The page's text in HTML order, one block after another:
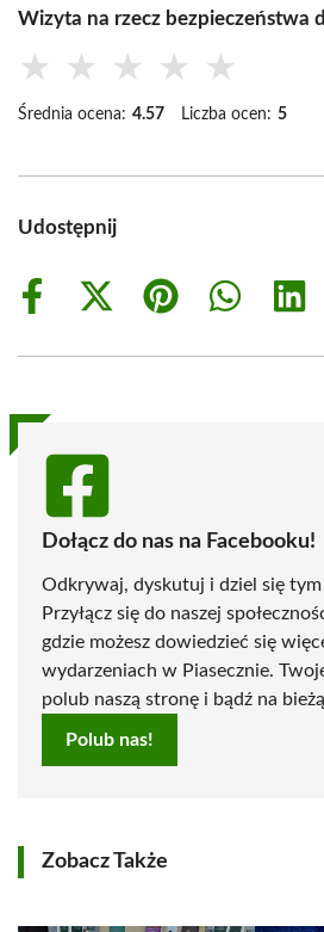
Wizyta na rzecz bezpieczeństwa
★ ★ ★ ★ ★
Średnia ocena: 4.57 Liczba ocen: 5
Udostępnij
Share
Share
(Twitter)
Share
Share
Dołącz do nas na Facebooku!
Odkrywaj, dyskutuj i dziel się tym
Przyłącz się do naszej
gdzie możesz dowiedzieć się
wydarzeniach w Piasecznie.
polub naszą stronę i bądź na
Polub nas!
Zobacz Także